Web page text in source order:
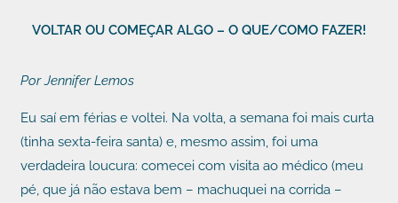
conteúdo
VOLTAR OU COMEÇAR ALGO – O QUE/COMO FAZER!
Por Jennifer Lemos
Eu saí em férias e voltei. Na volta, a semana foi mais curta
(tinha sexta-feira santa) e, mesmo assim, foi uma
verdadeira loucura: comecei com visita ao médico (meu
pé, que já não estava bem – machuquei na corrida –